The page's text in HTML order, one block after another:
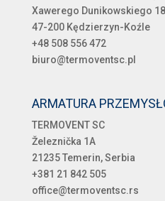
Xawerego Dunikowskiego 18
47-200 Kędzierzyn-Koźle
+48 508 556 472
biuro@termoventsc.pl
ARMATURA
TERMOVENT SC
Železnička 1A
21235 Temerin, Serbia
+381 21 842 505
office@termoventsc.rs